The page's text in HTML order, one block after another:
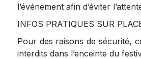
l’événement afin d’éviter
INFOS PRATIQUES SUR
Pour des raisons de sécurité,
interdits dans l’enceinte du